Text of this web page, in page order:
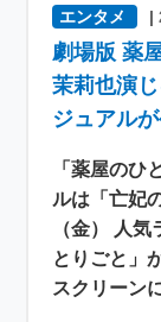
エンタメ |
劇場版 薬
茉莉也演
ジュアル
「薬屋の
ルは「亡妃
（金） 人
とりごと」
スクリーン